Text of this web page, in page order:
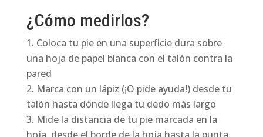
¿Cómo medirlos?
Coloca tu pie en una superficie dura sobre
una hoja de papel blanca con el talón contra la
pared
Marca con un lápiz (¡O pide ayuda!) desde tu
talón hasta dónde llega tu dedo más largo
Mide la distancia de tu pie marcada en la